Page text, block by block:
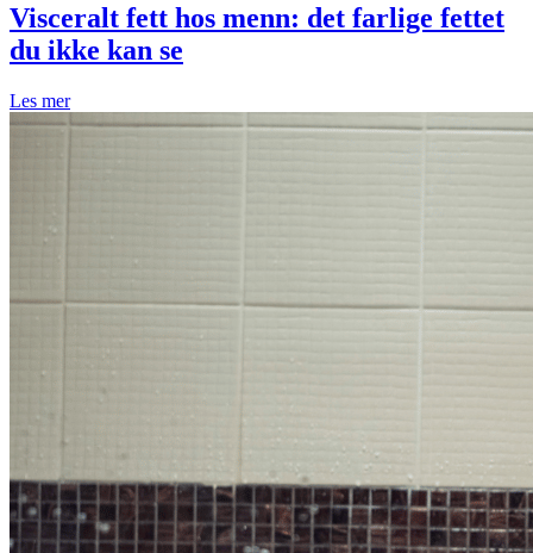
Visceralt fett hos menn: det farlige fettet
du ikke kan se
Les mer